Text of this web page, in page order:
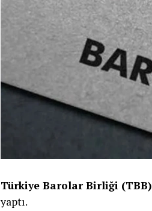
Türkiye Barolar Birliği (TBB)
yaptı.